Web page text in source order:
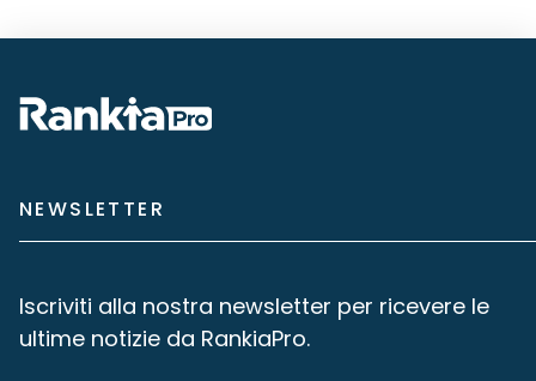
NEWSLETTER
Iscriviti alla nostra newsletter per ricevere le
ultime notizie da RankiaPro.